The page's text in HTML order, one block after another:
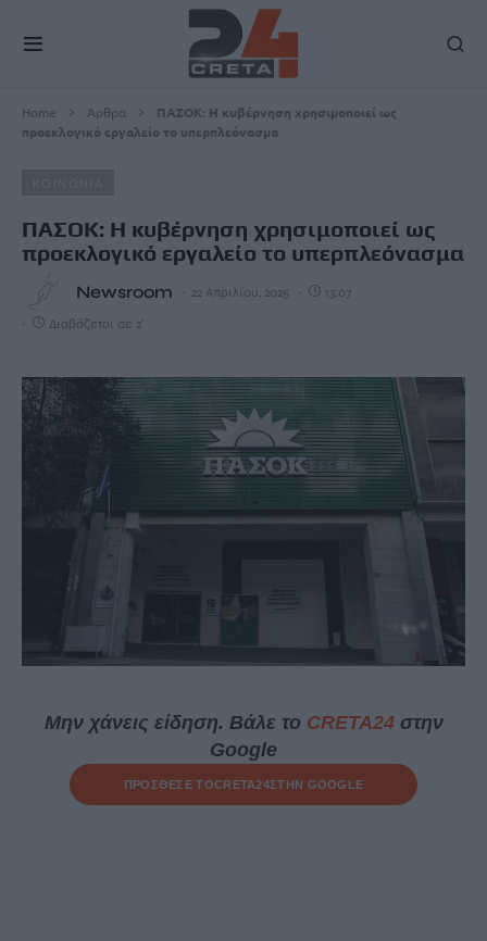
Home Άρθρα
ΠΑΣΟΚ: Η κυβέρνηση χρησιμοποιεί ως
προεκλογικό εργαλείο το υπερπλεόνασμα
ΠΑΣΟΚ: Η κυβέρνηση χρησιμοποιεί ως
προεκλογικό εργαλείο το υπερπλεόνασμα
Newsroom 22 Απριλίου, 2025 13:07
Διαβάζεται σε 2'
Μην χάνεις είδηση. Βάλε το CRETA24στην
Google
ΠΡΟΣΘΕΣΕ ΤΟCRETA24ΣΤΗΝ GOOGLE